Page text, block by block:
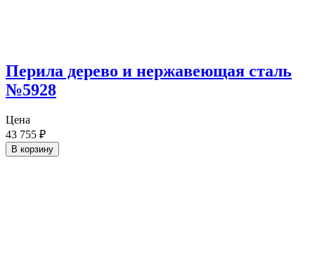
Перила дерево и нержавеющая сталь
№5928
Цена
43 755 ₽
В корзину